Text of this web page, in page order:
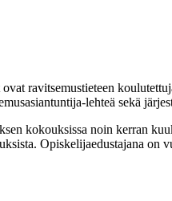
ravitsemustieteen
lehteä sekä
kokouksissa noin kerran
Opiskelijaedustajana